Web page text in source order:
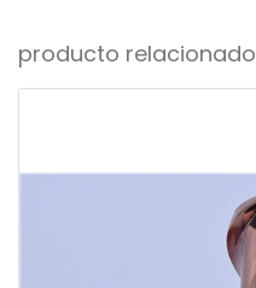
producto relacionado